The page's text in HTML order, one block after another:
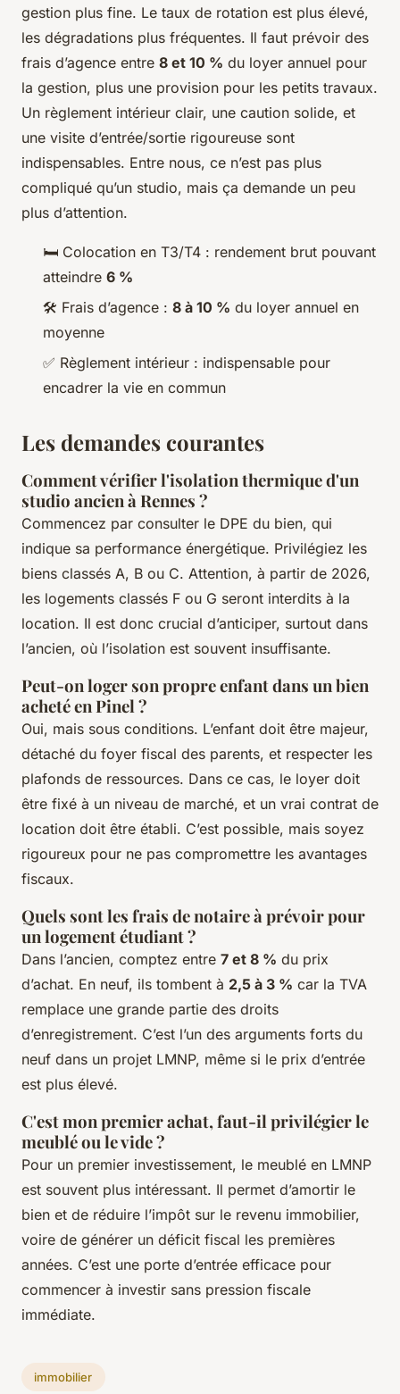
gestion plus fine. Le taux de rotation est plus élevé,
les dégradations plus fréquentes. Il faut prévoir des
frais d’agence entre 8 et 10 % du loyer annuel pour
la gestion, plus une provision pour les petits travaux.
Un règlement intérieur clair, une caution solide, et
une visite d’entrée/sortie rigoureuse sont
indispensables. Entre nous, ce n’est pas plus
compliqué qu’un studio, mais ça demande un peu
plus d’attention.
🛏️ Colocation en T3/T4 : rendement brut pouvant
atteindre 6 %
🛠️ Frais d’agence : 8 à 10 % du loyer annuel en
moyenne
✅ Règlement intérieur : indispensable pour
encadrer la vie en commun
Les demandes courantes
Comment vérifier l'isolation thermique d'un
studio ancien à Rennes ?
Commencez par consulter le DPE du bien, qui
indique sa performance énergétique. Privilégiez les
biens classés A, B ou C. Attention, à partir de 2026,
les logements classés F ou G seront interdits à la
location. Il est donc crucial d’anticiper, surtout dans
l’ancien, où l’isolation est souvent insuffisante.
Peut-on loger son propre enfant dans un bien
acheté en Pinel ?
Oui, mais sous conditions. L’enfant doit être majeur,
détaché du foyer fiscal des parents, et respecter les
plafonds de ressources. Dans ce cas, le loyer doit
être fixé à un niveau de marché, et un vrai contrat de
location doit être établi. C’est possible, mais soyez
rigoureux pour ne pas compromettre les avantages
fiscaux.
Quels sont les frais de notaire à prévoir pour
un logement étudiant ?
Dans l’ancien, comptez entre 7 et 8 % du prix
d’achat. En neuf, ils tombent à 2,5 à 3 % car la TVA
remplace une grande partie des droits
d’enregistrement. C’est l’un des arguments forts du
neuf dans un projet LMNP, même si le prix d’entrée
est plus élevé.
C'est mon premier achat, faut-il privilégier le
meublé ou le vide ?
Pour un premier investissement, le meublé en LMNP
est souvent plus intéressant. Il permet d’amortir le
bien et de réduire l’impôt sur le revenu immobilier,
voire de générer un déficit fiscal les premières
années. C’est une porte d’entrée efficace pour
commencer à investir sans pression fiscale
immédiate.
immobilier